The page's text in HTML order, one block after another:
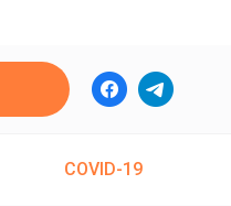
COVID-19